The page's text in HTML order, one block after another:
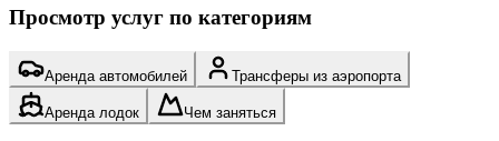
Просмотр услуг по категориям
Аренда автомобилей Трансферы из аэропорта
Аренда лодок Чем заняться